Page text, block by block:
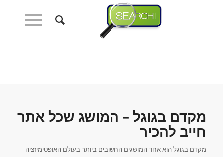
מקדם בגוגל – המושג שכל אתר
חייב להכיר
מקדם בגוגל הוא אחד המושגים החשובים ביותר בעולם האופטימיזציה